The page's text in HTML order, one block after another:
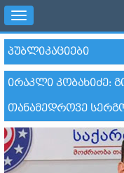
Toggle
navigation
ᲞᲣᲑᲚᲘᲙᲐᲪᲘᲔᲑᲘ
ᲘᲠᲐᲙᲚᲘ ᲙᲝᲑᲐᲮᲘᲫᲔ:
ᲗᲐᲜᲐᲛᲔᲓᲠᲝᲕᲔ